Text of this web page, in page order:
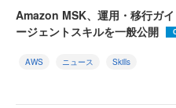
Amazon MSK、運用・移行ガ
ージェントスキルを一般公開
AWS ニュース Skills